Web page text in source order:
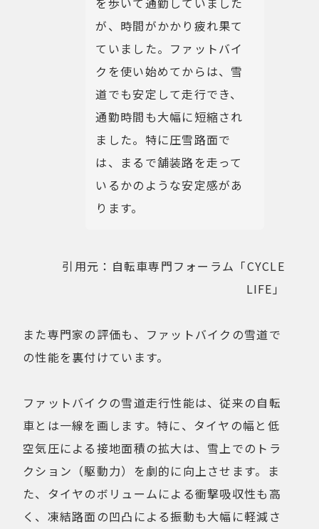
が、時間がかかり疲れ果て
ていました。ファットバイ
クを使い始めてからは、雪
道でも安定して走行でき、
通勤時間も大幅に短縮され
ました。特に圧雪路面で
は、まるで舗装路を走って
いるかのような安定感があ
ります。
引用元：自転車専門フォーラム「CYCLE
LIFE」
また専門家の評価も、ファットバイクの雪道で
の性能を裏付けています。
ファットバイクの雪道走行性能は、従来の自転
車とは一線を画します。特に、タイヤの幅と低
空気圧による接地面積の拡大は、雪上でのトラ
クション（駆動力）を劇的に向上させます。ま
た、タイヤのボリュームによる衝撃吸収性も高
く、凍結路面の凹凸による振動も大幅に軽減さ